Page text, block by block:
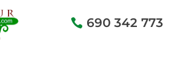
690 342 773